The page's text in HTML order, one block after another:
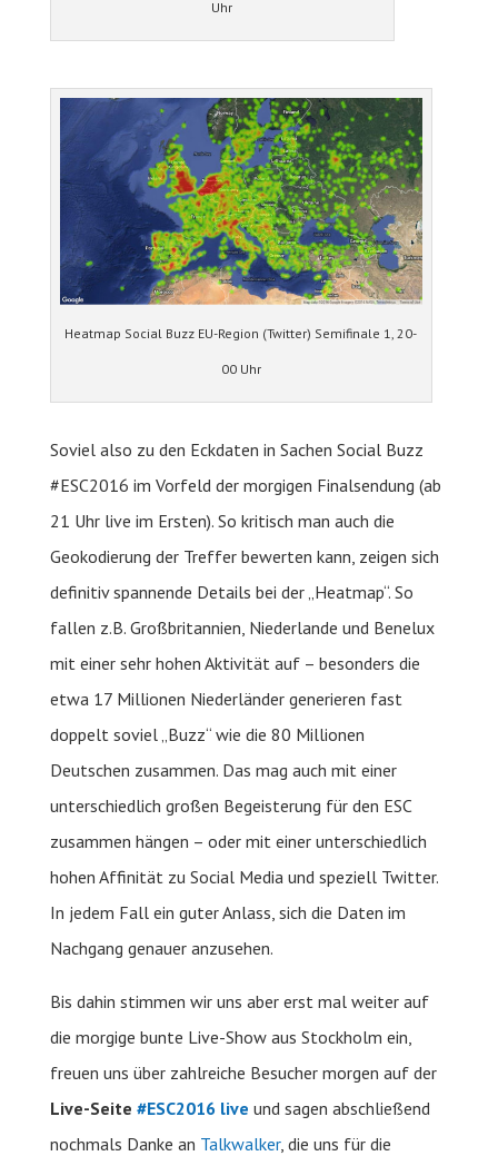
Uhr
Heatmap Social Buzz EU-Region (Twitter) Semifinale 1, 20-
00 Uhr
Soviel also zu den Eckdaten in Sachen Social Buzz
#ESC2016 im Vorfeld der morgigen Finalsendung (ab
21 Uhr live im Ersten). So kritisch man auch die
Geokodierung der Treffer bewerten kann, zeigen sich
definitiv spannende Details bei der „Heatmap“. So
fallen z.B. Großbritannien, Niederlande und Benelux
mit einer sehr hohen Aktivität auf – besonders die
etwa 17 Millionen Niederländer generieren fast
doppelt soviel „Buzz“ wie die 80 Millionen
Deutschen zusammen. Das mag auch mit einer
unterschiedlich großen Begeisterung für den ESC
zusammen hängen – oder mit einer unterschiedlich
hohen Affinität zu Social Media und speziell Twitter.
In jedem Fall ein guter Anlass, sich die Daten im
Nachgang genauer anzusehen.
Bis dahin stimmen wir uns aber erst mal weiter auf
die morgige bunte Live-Show aus Stockholm ein,
freuen uns über zahlreiche Besucher morgen auf der
Live-Seite #ESC2016 live und sagen abschließend
nochmals Danke an Talkwalker, die uns für die